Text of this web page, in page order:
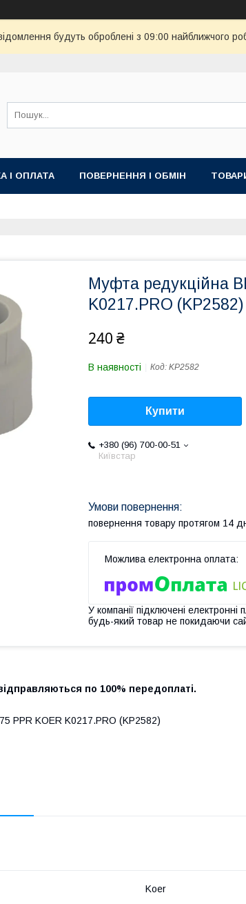
будуть оброблені з 09:00 найближчого
І ОПЛАТА ПОВЕРНЕННЯ І ОБМІН
Муфта редукційна
K0217.PRO (KP2582)
240 ₴
В наявності Код: KP2582
Купити
+380 (96) 700-00-51
Київстар
повернення товару протягом 14
У компанії підключені
будь-який товар не покидаючи
по 100% передоплаті.
PPR KOER K0217.PRO (KP2582)
Koer